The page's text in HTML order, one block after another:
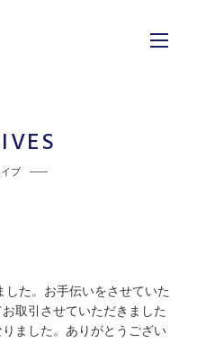
ブ
た。お手伝いをさせていた
取引させていただきました
ました。ありがとうござい